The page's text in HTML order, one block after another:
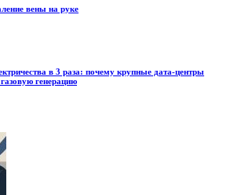
вены на руке
в 3 раза: почему крупные дата-центры
генерацию